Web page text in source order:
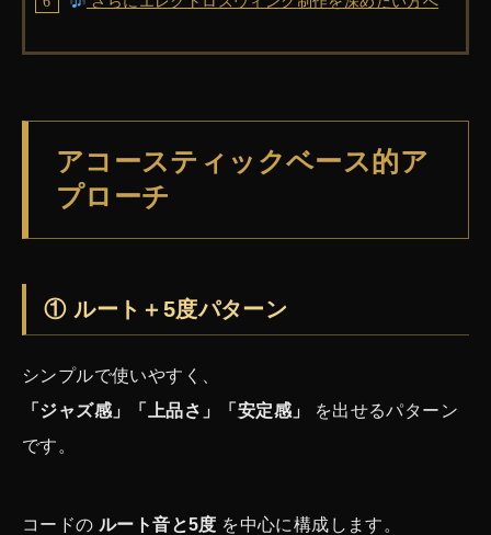
アコースティックベース的ア
プローチ
① ルート＋5度パターン
シンプルで使いやすく、
「ジャズ感」「上品さ」「安定感」
を出せるパターン
です。
コードの ルート音と5度 を中心に構成します。